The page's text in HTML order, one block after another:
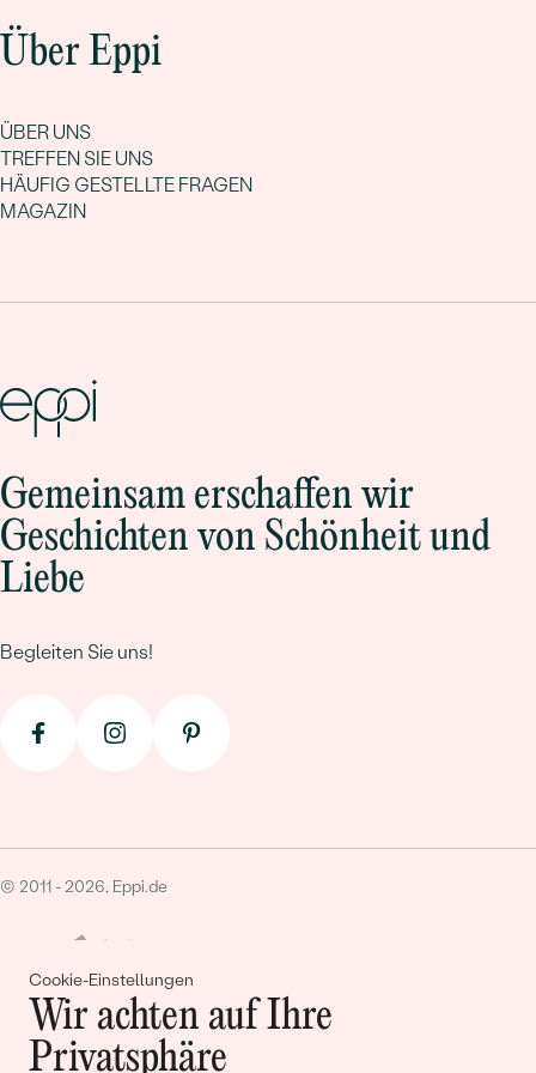
Cookie-Einstellungen
Wir achten auf Ihre
Privatsphäre
Über Eppi
ÜBER UNS
TREFFEN SIE UNS
HÄUFIG GESTELLTE FRAGEN
MAGAZIN
Gemeinsam erschaffen wir
Geschichten von Schönheit und
Liebe
Begleiten Sie uns!
© 2011 - 2026, Eppi.de